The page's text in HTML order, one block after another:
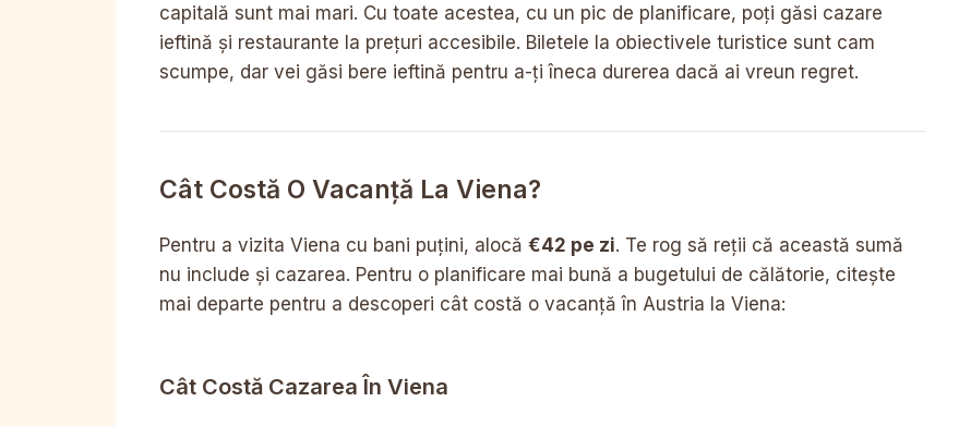
capitală sunt mai mari. Cu toate acestea, cu un pic de planificare, poți găsi cazare
ieftină și restaurante la prețuri accesibile. Biletele la obiectivele turistice sunt cam
scumpe, dar vei găsi bere ieftină pentru a-ți îneca durerea dacă ai vreun regret.
Cât Costă O Vacanță La Viena?
Pentru a vizita Viena cu bani puțini, alocă €42 pe zi. Te rog să reții că această sumă
nu include și cazarea. Pentru o planificare mai bună a bugetului de călătorie, citește
mai departe pentru a descoperi cât costă o vacanță în Austria la Viena:
Cât Costă Cazarea În Viena